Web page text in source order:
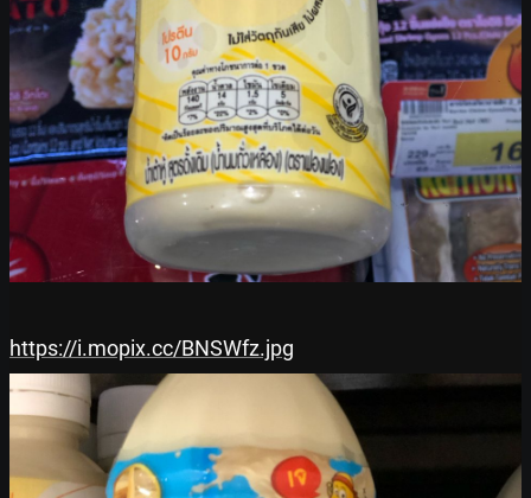
https://i.mopix.cc/BNSWfz.jpg